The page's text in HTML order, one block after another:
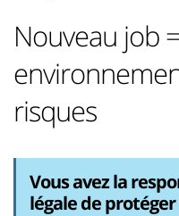
Nouveau job
risques
Vous avez la
légale de